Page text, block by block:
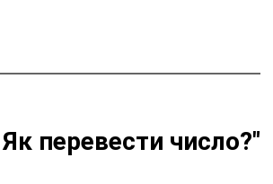
перевести число?"